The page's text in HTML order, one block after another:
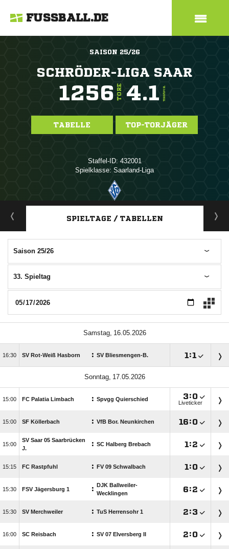
FUSSBALL.DE
SAISON 25/26
SCHRÖDER-LIGA SAAR
1256 TORE 4.1 TORE/SPIEL
TABELLE TOP-TORJÄGER
Staffel-ID: 432001
Spielklasse: Saarland-Liga
ANZEIGE
SPIELTAGE / TABELLEN
Saison 25/26
33. Spieltag
 
 SV Rot-Weiß Hasborn : SV Bliesmengen-B.  :
 
 FC Palatia Limbach : Spvgg Quierschied :
Liveticker
 SF Köllerbach : VfB Bor. Neunkirchen :

SV Saar 05 Saarbrücken
J.
: SC Halberg Brebach  :
 FC Rastpfuhl : FV 09 Schwalbach  :
 FSV Jägersburg 1 : DJK Ballweiler-
Wecklingen
:
 SV Merchweiler : TuS Herrensohr 1 :
 SC Reisbach : SV 07 Elversberg II :